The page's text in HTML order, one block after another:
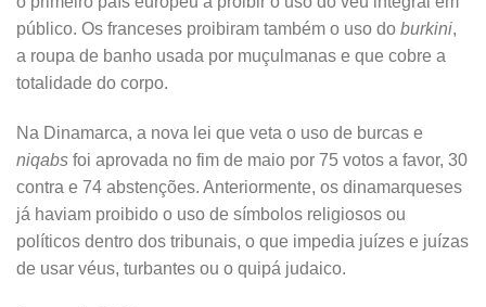
público. Os franceses proibiram também o uso do burkini,
a roupa de banho usada por muçulmanas e que cobre a
totalidade do corpo.
Na Dinamarca, a nova lei que veta o uso de burcas e
niqabs foi aprovada no fim de maio por 75 votos a favor, 30
contra e 74 abstenções. Anteriormente, os dinamarqueses
já haviam proibido o uso de símbolos religiosos ou
políticos dentro dos tribunais, o que impedia juízes e juízas
de usar véus, turbantes ou o quipá judaico.